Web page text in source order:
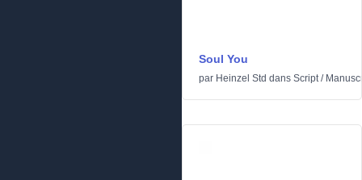
Soul You
par Heinzel Std dans Script/